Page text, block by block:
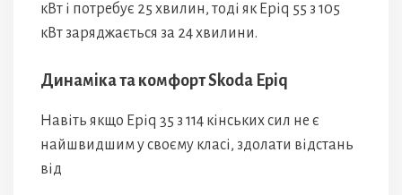
кВт і потребує 25 хвилин, тоді як Epiq 55 з 105
кВт заряджається за 24 хвилини.
Динаміка та комфорт Skoda Epiq
Навіть якщо Epiq 35 з 114 кінських сил не є
найшвидшим у своєму класі, здолати відстань
від